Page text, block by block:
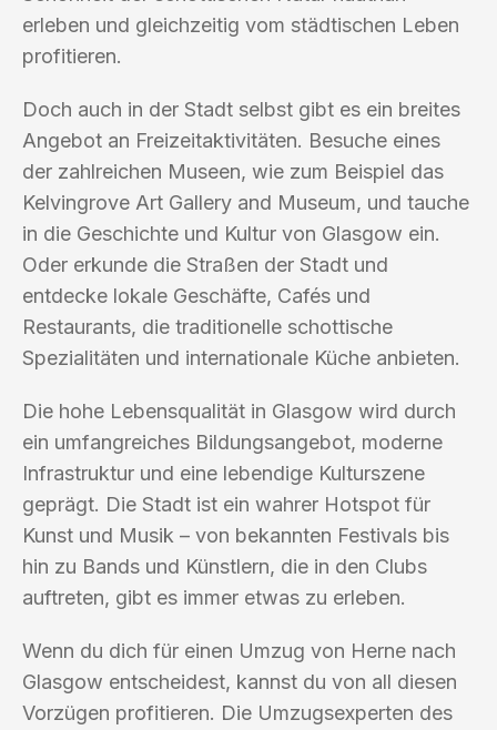
erleben und gleichzeitig vom städtischen Leben
profitieren.
Doch auch in der Stadt selbst gibt es ein breites
Angebot an Freizeitaktivitäten. Besuche eines
der zahlreichen Museen, wie zum Beispiel das
Kelvingrove Art Gallery and Museum, und tauche
in die Geschichte und Kultur von Glasgow ein.
Oder erkunde die Straßen der Stadt und
entdecke lokale Geschäfte, Cafés und
Restaurants, die traditionelle schottische
Spezialitäten und internationale Küche anbieten.
Die hohe Lebensqualität in Glasgow wird durch
ein umfangreiches Bildungsangebot, moderne
Infrastruktur und eine lebendige Kulturszene
geprägt. Die Stadt ist ein wahrer Hotspot für
Kunst und Musik – von bekannten Festivals bis
hin zu Bands und Künstlern, die in den Clubs
auftreten, gibt es immer etwas zu erleben.
Wenn du dich für einen Umzug von Herne nach
Glasgow entscheidest, kannst du von all diesen
Vorzügen profitieren. Die Umzugsexperten des